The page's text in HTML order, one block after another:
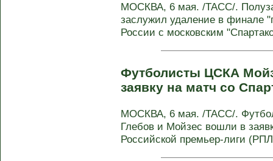
МОСКВА, 6 мая. /ТАСС/.
заслужил удаление в финале
России с московским
Футболисты ЦСКА
заявку на матч со
МОСКВА, 6 мая. /ТАСС/.
Глебов и Мойзес вошли в
Российской премьер-лиги